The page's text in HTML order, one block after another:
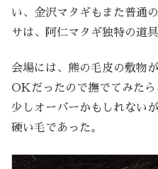
い、金沢マタギもまた普通
サは、阿仁マタギ独特の道
会場には、熊の毛皮の敷物
OKだったので撫でてみたら
少しオーバーかもしれない
硬い毛であった。